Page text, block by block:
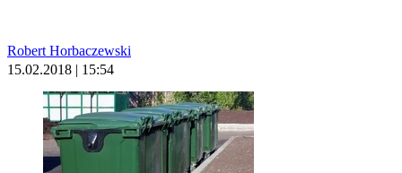
Robert Horbaczewski
15.02.2018 | 15:54